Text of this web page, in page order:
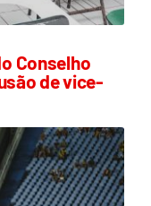
Conselho
de vice-